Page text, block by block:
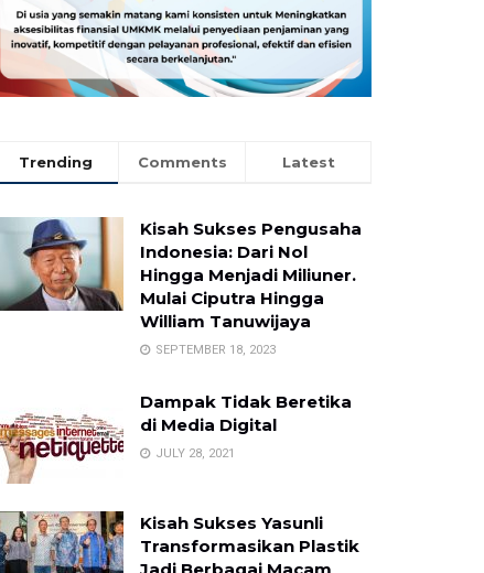
Trending Comments Latest
Kisah Sukses Pengusaha
Indonesia: Dari Nol
Hingga Menjadi Miliuner.
Mulai Ciputra Hingga
William Tanuwijaya
SEPTEMBER 18, 2023
Dampak Tidak Beretika
di Media Digital
JULY 28, 2021
Kisah Sukses Yasunli
Transformasikan Plastik